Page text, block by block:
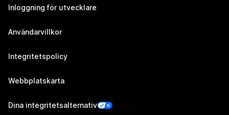
Inloggning för utvecklare
Användarvillkor
Integritetspolicy
Webbplatskarta
Dina integritetsalternativ